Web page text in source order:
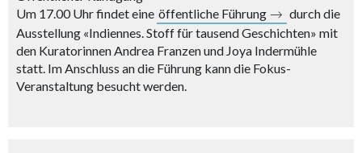
Um 17.00 Uhr findet eine öffentliche Führung
durch die
Ausstellung «Indiennes. Stoff für tausend Geschichten» mit
den Kuratorinnen Andrea Franzen und Joya Indermühle
statt. Im Anschluss an die Führung kann die Fokus-
Veranstaltung besucht werden.